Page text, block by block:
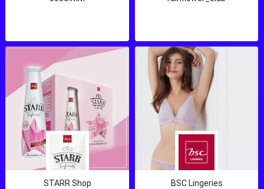
STARR Shop BSC Lingeries